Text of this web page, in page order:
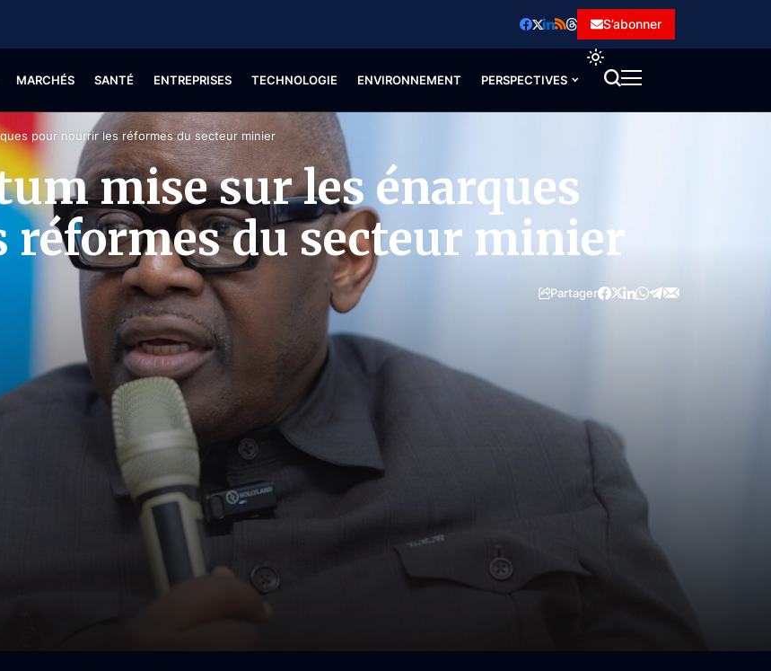
S’abonner
MARCHÉS SANTÉ ENTREPRISES TECHNOLOGIE ENVIRONNEMENT PERSPECTIVES
pour nourrir les réformes du secteur minier
mise sur les énarques
du secteur minier
Partager